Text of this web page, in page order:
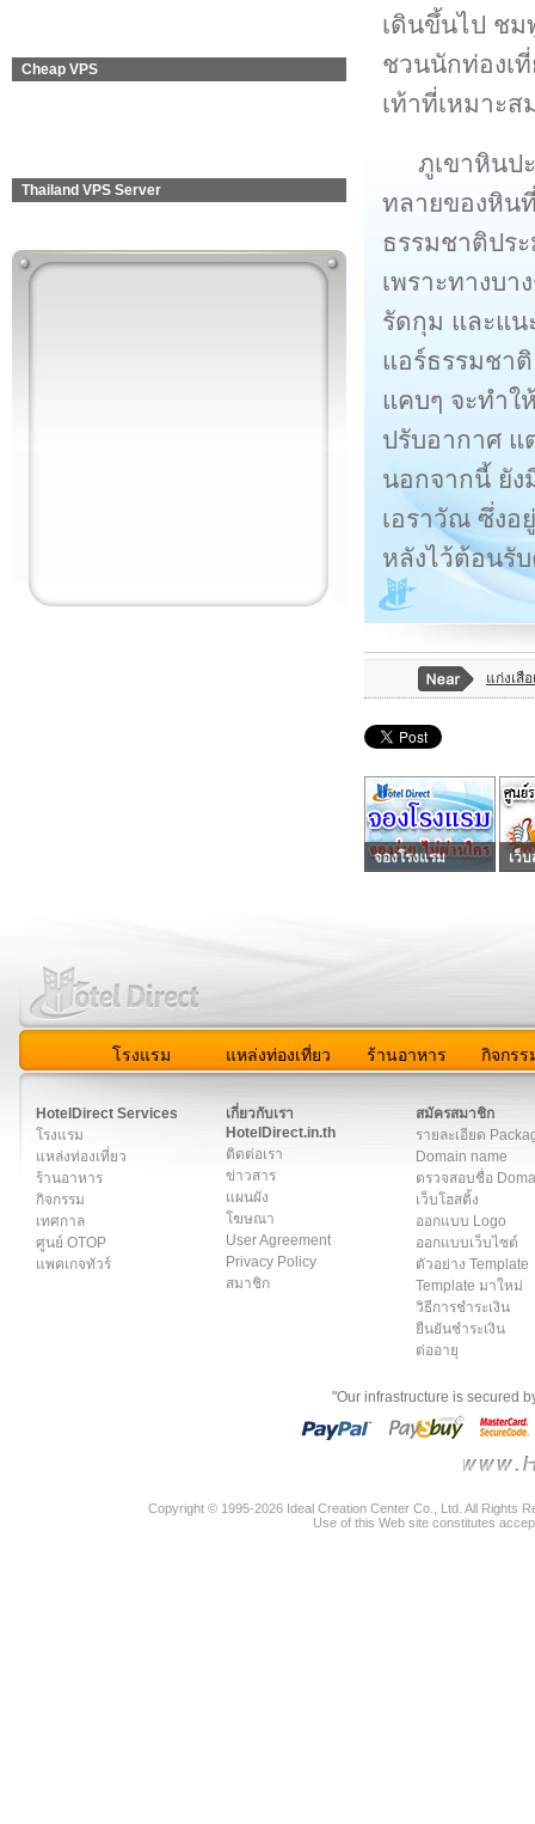
Cheap VPS
Thailand VPS Server
เดินขึ้นไป ชม
ชวนนักท่องเ
เท้าที่เหมาะ
ภูเขาหินป
ทลายของหิน
ธรรมชาติปร
เพราะทางบา
รัดกุม และแน
แอร์ธรรมชา
แคบๆ จะทำใ
ปรับอากาศ แ
นอกจากนี้ ยัง
เอราวัณ ซึ่งอ
หลังไว้ต้อนรั
แก่งเสื
จองโรงแรม เว็
โรงแรม แหล่งท่องเที่ยว ร้านอาหาร กิจกรร
HotelDirect Services
โรงแรม
แหล่งท่องเที่ยว
ร้านอาหาร
กิจกรรม
เทศกาล
ศูนย์ OTOP
แพคเกจทัวร์
เกี่ยวกับเรา
HotelDirect.in.th
ติดต่อเรา
ข่าวสาร
แผนผัง
โฆษณา
User Agreement
Privacy Policy
สมาชิก
สมัครสมาชิก
รายละเอียด
Domain name
ตรวจสอบชื่อ
เว็บโฮสติ้ง
ออกแบบ Logo
ออกแบบเว็บไซต์
ตัวอย่าง Template
Template มาใหม่
วิธีการชำระเงิน
ยืนยันชำระเงิน
ต่ออายุ
"Our infrastructure is secured
Copyright © 1995-2026 Ideal Creation Center Co., Ltd. All Rights
Use of this Web site constitutes